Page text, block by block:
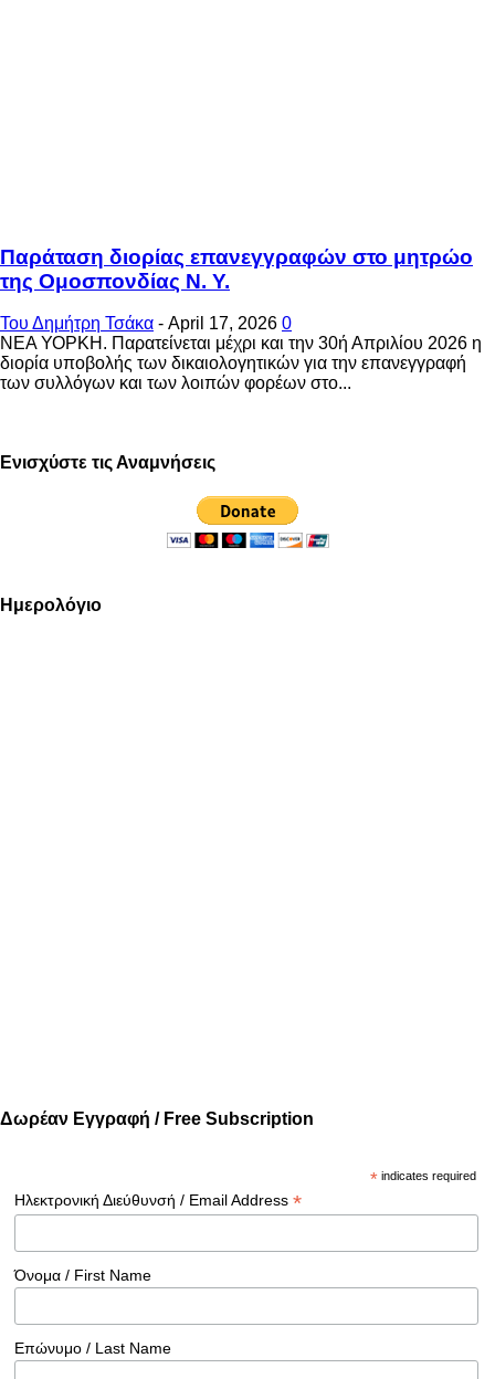
Παράταση διορίας επανεγγραφών στο μητρώο
της Ομοσπονδίας Ν. Υ.
Του Δημήτρη Τσάκα - April 17, 2026 0
ΝΕΑ ΥΟΡΚΗ. Παρατείνεται μέχρι και την 30ή Απριλίου 2026 η
διορία υποβολής των δικαιολογητικών για την επανεγγραφή
των συλλόγων και των λοιπών φορέων στο...
Ενισχύστε τις Αναμνήσεις
Ημερολόγιο
Δωρέαν Εγγραφή / Free Subscription
*indicates required
Ηλεκτρονική Διεύθυνσή / Email Address*
Όνομα / First Name
Επώνυμο / Last Name